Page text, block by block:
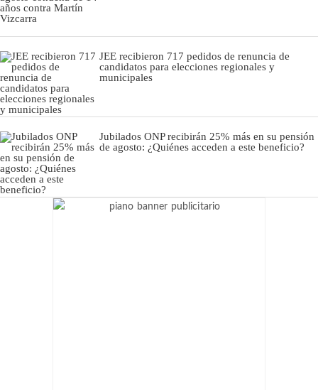
JEE recibieron 717 pedidos de renuncia de
candidatos para elecciones regionales y
municipales
Jubilados ONP recibirán 25% más en su pensión
de agosto: ¿Quiénes acceden a este beneficio?